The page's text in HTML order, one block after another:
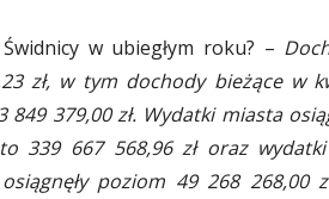
w ubiegłym roku? –
zł, w tym dochody bieżące w
379,00 zł. Wydatki miasta
339 667 568,96 zł oraz
poziom 49 268 268,00